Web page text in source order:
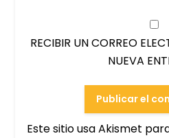
RECIBIR UN CORREO
NUEVA
Este sitio usa Akismet